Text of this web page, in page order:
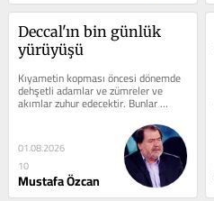
Deccal'ın bin günlük
yürüyüşü
Kıyametin kopması öncesi dönemde
dehşetli adamlar ve zümreler ve
akımlar zuhur edecektir. Bunlar
01.08.2026
10
Mustafa Özcan